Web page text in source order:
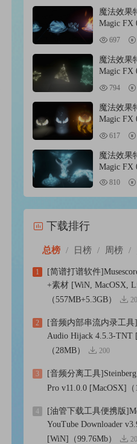
魔法效果
Magic FX
697
魔法效果
Magic FX
794
魔法效果
Magic FX
617
魔法效果
Magic FX
810
下载排行
总榜 / 日榜 / 周榜 /
1
[简谱打谱软件
+素材 [WiN, MacOSX,
（557MB+5.3GB）
2
[音频内部串流内录工具]
Audio Hijack 4.5.3-TNT
（28MB）
200
3
[音频分离工具]Steinberg
Pro v11.0.0 [MacOSX]（
4
[油管下载工具便携版
YouTube Downloader
[WiN]（99.76Mb）